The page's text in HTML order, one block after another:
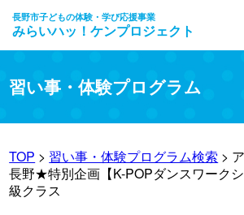
長野市子どもの体験・学び応援事業
みらいハッ！ケンプロジェクト
習い事・体験プログラム
TOP > 習い事・体験プログラム検索 >
長野★特別企画【K-POPダンスワーク
級クラス